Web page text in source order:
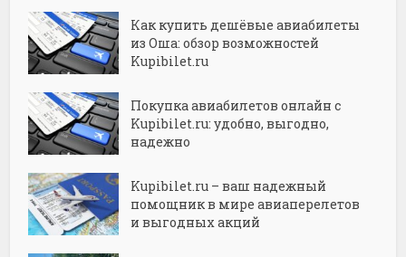
Как купить дешёвые авиабилеты
из Оша: обзор возможностей
Kupibilet.ru
Покупка авиабилетов онлайн с
Kupibilet.ru: удобно, выгодно,
надежно
Kupibilet.ru – ваш надежный
помощник в мире авиаперелетов
и выгодных акций